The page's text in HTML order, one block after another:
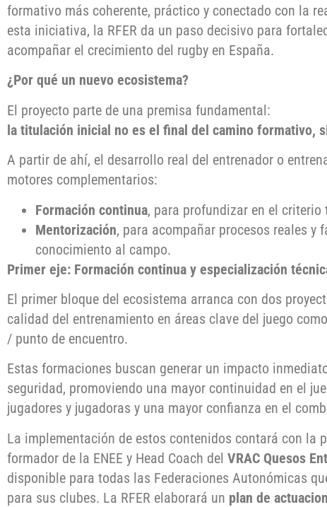
formativo más coherente, práctico y conectado con la
esta iniciativa, la RFER da un paso decisivo para
acompañar el crecimiento del rugby en España.
¿Por qué un nuevo ecosistema?
El proyecto parte de una premisa fundamental:
la titulación inicial no es el final del camino formativo,
A partir de ahí, el desarrollo real del entrenador o
motores complementarios:
Formación continua, para profundizar en el criterio
Mentorización, para acompañar procesos reales y
conocimiento al campo.
Primer eje: Formación continua y especialización
El primer bloque del ecosistema arranca con dos
calidad del entrenamiento en áreas clave del juego
/ punto de encuentro.
Estas formaciones buscan generar un impacto
seguridad, promoviendo una mayor continuidad en el
jugadores y jugadoras y una mayor confianza en el
La implementación de estos contenidos contará con la
formador de la ENEE y Head Coach del VRAC Quesos
disponible para todas las Federaciones Autonómicas
para sus clubes. La RFER elaborará un plan de